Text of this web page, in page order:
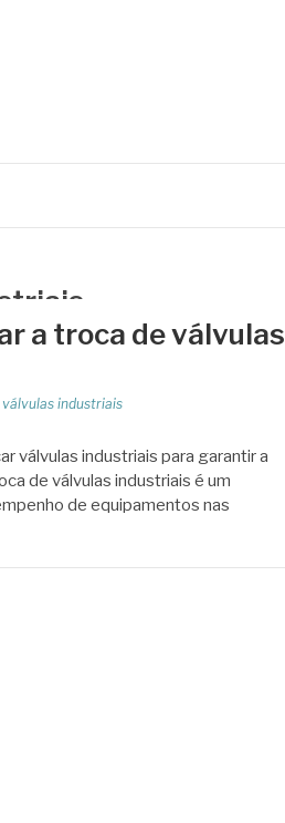
a troca de válvulas
industriais
válvulas industriais para garantir a
de válvulas industriais é um
de equipamentos nas